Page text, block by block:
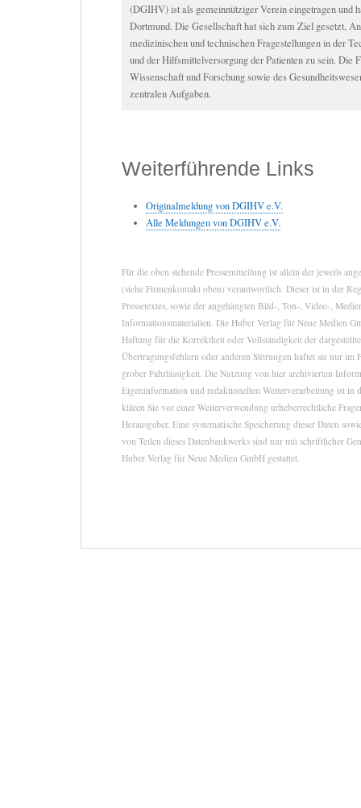
(DGIHV) ist als gemeinnütziger Verein eingetragen und
Dortmund. Die Gesellschaft hat sich zum Ziel gesetzt,
medizinischen und technischen Fragestellungen in der
und der Hilfsmittelversorgung der Patienten zu sein. Die
Wissenschaft und Forschung sowie des
zentralen Aufgaben.
Weiterführende Links
Originalmeldung von DGIHV e.V.
Alle Meldungen von DGIHV e.V.
Für die oben stehende Pressemitteilung ist allein der jeweils
(siehe Firmenkontakt oben) verantwortlich. Dieser ist in der
Pressetextes, sowie der angehängten Bild-, Ton-, Video-,
Informationsmaterialien. Die Huber Verlag für Neue Medien
Haftung für die Korrektheit oder Vollständigkeit der
Übertragungsfehlern oder anderen Störungen haftet sie nur im
grober Fahrlässigkeit. Die Nutzung von hier archivierten
Eigeninformation und redaktionellen Weiterverarbeitung ist in
klären Sie vor einer Weiterverwendung urheberrechtliche
Herausgeber. Eine systematische Speicherung dieser Daten
von Teilen dieses Datenbankwerks sind nur mit schriftlicher
Huber Verlag für Neue Medien GmbH gestattet.